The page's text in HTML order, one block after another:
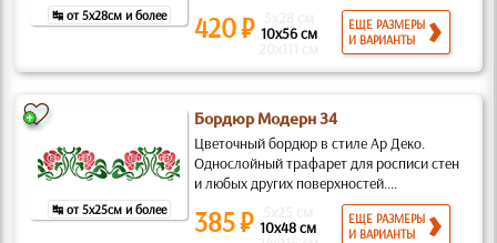
↹ от 5x28см и более 420 ₽ 10x56 см
ЕЩЕ РАЗМЕРЫ
И ВАРИАНТЫ
↹ от 5x25см и более
Бордюр Модерн 34
Цветочный бордюр в стиле Ар Деко.
Однослойный трафарет для росписи стен
и любых других поверхностей....
385 ₽ 10x48 см
ЕЩЕ РАЗМЕРЫ
И ВАРИАНТЫ